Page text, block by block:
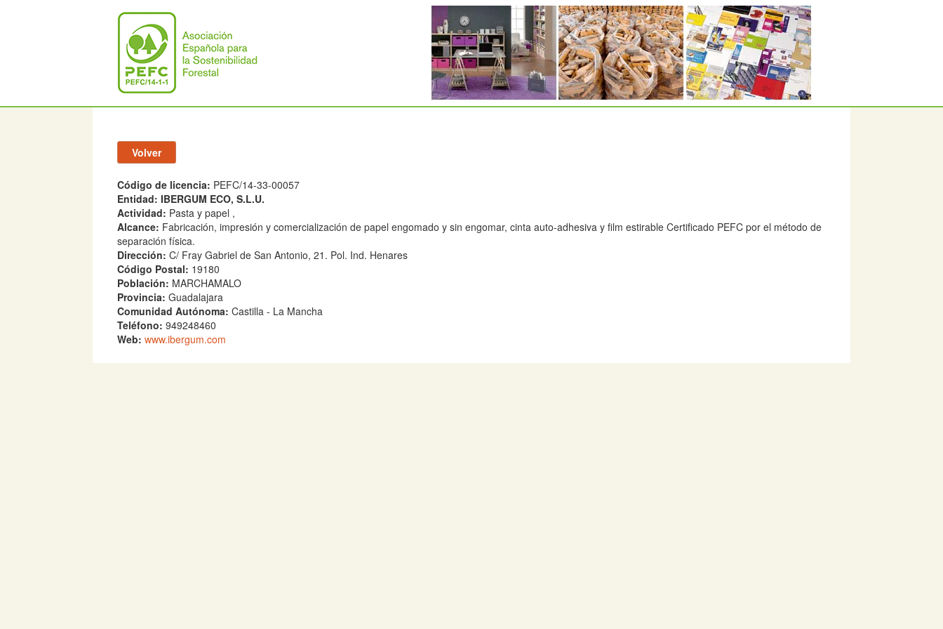
Código de licencia: PEFC/14-33-00057
Entidad: IBERGUM ECO, S.L.U.
Actividad: Pasta y papel ,
Alcance: Fabricación, impresión y comercialización de papel engomado y sin engomar, cinta auto-adhesiva y film estirable Certificado PEFC por el método de
separación física.
Dirección: C/ Fray Gabriel de San Antonio, 21. Pol. Ind. Henares
Código Postal: 19180
Población: MARCHAMALO
Provincia: Guadalajara
Comunidad Autónoma: Castilla - La Mancha
Teléfono: 949248460
Web: www.ibergum.com